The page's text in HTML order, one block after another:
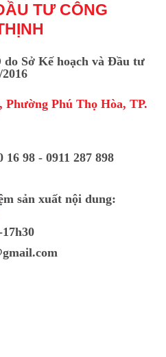
TƯ CÔNG
Sở Kế hoạch và Đầu tư
Phường Phú Thọ Hòa, TP.
98 - 0911 287 898
sản xuất nội dung: